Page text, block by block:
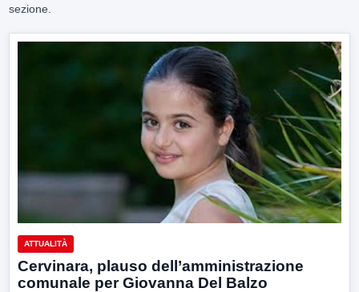
sezione.
ATTUALITÀ
Cervinara, plauso dell’amministrazione
comunale per Giovanna Del Balzo